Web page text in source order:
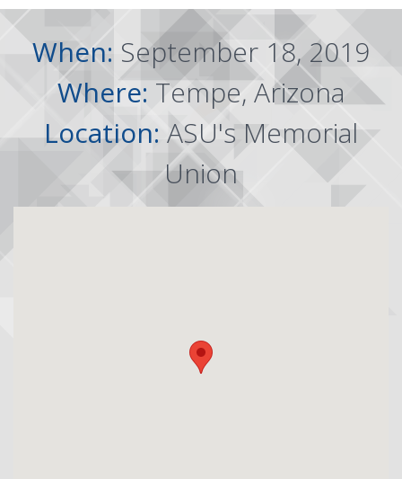
When: September 18, 2019
Where: Tempe, Arizona
Location: ASU's Memorial
Union